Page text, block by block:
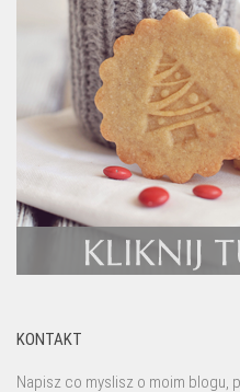
KONTAKT
Napisz co myslisz o moim blogu,